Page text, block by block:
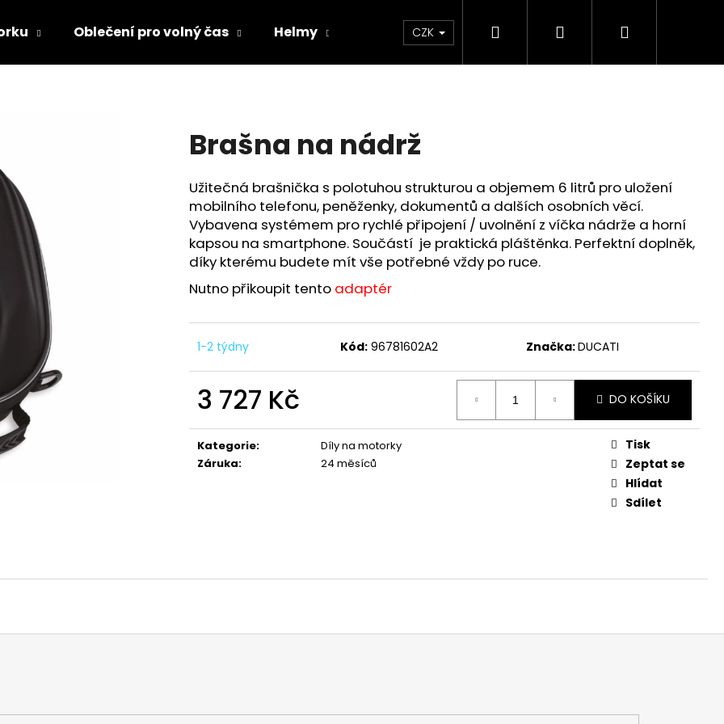
Oblečení pro volný čas Helmy Chrániče Díly Doplňky a předměty
CZK Hledat PřihlášeníNákupní
Brašna na nádrž
Užitečná brašnička s polotuhou strukturou a objemem 6 litrů pro uložení
mobilního telefonu, peněženky, dokumentů a dalších osobních věcí.
Vybavena systémem pro rychlé připojení / uvolnění z víčka nádrže a horní
kapsou na smartphone. Součástí je praktická pláštěnka. Perfektní doplněk,
díky kterému budete mít vše potřebné vždy po ruce.
Nutno přikoupit tento adaptér
1-2 týdny Kód: 96781602A2 Značka:DUCATI
3 727 Kč
cena:
DO KOŠÍKU
Kategorie:
Díly na motorky
Záruka: 24 měsíců
Tisk
Zeptat se
Hlídat
Sdílet
HLEDAT
TRIČKO DC SPEED BÍLO-ČERNÉ
1 044 Kč
TRIČKO DC SPEED ČERVENO-ČERNÉ
1 029 Kč